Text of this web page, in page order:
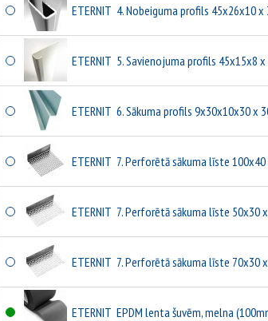
ETERNIT 4. Nobeiguma profils 45x26x10 x
ETERNIT 5. Savienojuma profils 45x15x8
ETERNIT 6. Sākuma profils 9x30x10x30 x
ETERNIT 7. Perforētā sākuma līste
ETERNIT 7. Perforētā sākuma līste 50x30
ETERNIT 7. Perforētā sākuma līste 70x30
ETERNIT EPDM lenta šuvēm, melna